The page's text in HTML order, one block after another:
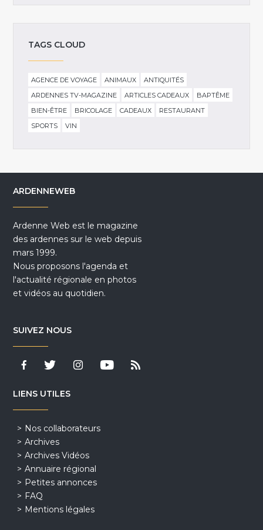
TAGS CLOUD
AGENCE DE VOYAGE ANIMAUX
ANTIQUITÉS
ARDENNES TV-MAGAZINE
ARTICLES CADEAUX
BAPTÊME
BIEN-ÊTRE
BRICOLAGE CADEAUX
RESTAURANT
SPORTS
VIN
ARDENNEWEB
Ardenne Web est le magazine
des ardennes sur le web depuis
mars 1999.
Nous proposons l'agenda et
l'actualité régionale en photos
et vidéos au quotidien.
SUIVEZ NOUS
LIENS UTILES
Nos collaborateurs
Archives
Archives Vidéos
Annuaire régional
Petites annonces
FAQ
Mentions légales